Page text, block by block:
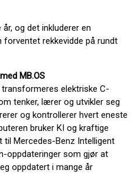
og det inkluderer en
forventet rekkevidde på rundt
MB.OS
elektriske C-
tenker, lærer og utvikler seg
og kontrollerer hvert eneste
bruker KI og kraftige
til Mercedes-Benz Intelligent
oppdateringer som gjør at
oppdatert i mange år